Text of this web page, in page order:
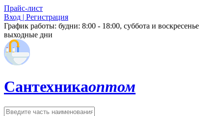
Прайс-лист
Вход | Регистрация
График работы: будни: 8:00 - 18:00, суббота и воскресенье
выходные дни
Сантехникаоптом